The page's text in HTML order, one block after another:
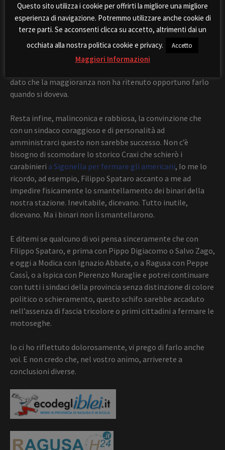
quantomeno provare a trovare una via. Alla sua buona fede
ho creduto e continuo a credere.
Resta, profondo, il rammarico per la sordità rispetto alla
rovate qui) che avevamo portato pure in
dato che la maggioranza non ha ritenuto opportuno farlo
quando si doveva.
Resta infine, malinconica e rabbiosa, la convinzione che
con un sindaco coraggioso e di personalità ad
amministrarci questo non sarebbe successo. Non c’è
bisogno di scomodare lo storico Craxi che schierò i
carabinieri a Sigonella per fermare gli americani, Io me lo
ricordo, ad esempio, Filippo Spataro accanto a me ad
impedire fisicamente lo smantellamento dei binari della
nostra stazione. Inevitabile, dicevano. Tutto inutile,
dicevano. Ma i binari non li smantellarono.
E ditemi se qualcuno di voi pensa sinceramente che con
Filippo Spataro, e prima con Pippo Digiacomo o Salvo Zago,
e oggi a Modica con Ignazio Abbate, o a Ragusa con Peppe
Cassì, o a Ispica con Pierenzo Muraglie e potrei continuare
con tutti i sindaci della provincia senza distinzione di colore
politico o schieramento, questo schifo sarebbe accaduto
nell’assenza di fascia tricolore o primi cittadini a fermare le
motoseghe.
Io ci ho riflettuto dolorosamente, vi prego di farlo anche
voi. E non credo che, nel vostro animo, arriverete a
conclusioni diverse.
Questo sito utilizza i cookie per offrirti la migliore una migliore
esperienza di navigazione. Potremmo utilizzare anche cookie di
terze parti. Se acconsenti clicca su accetto, altrimenti dai un
occhiata alla nostra politica cookie e privacy.
Accetto
Maggiori Informazioni